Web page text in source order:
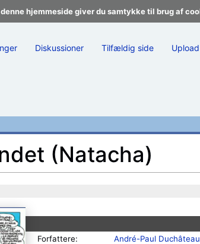
hjemmeside giver du samtykke til brug af
Diskussioner Tilfældig side
(Natacha)
Forfattere: André-Paul Duchâteau